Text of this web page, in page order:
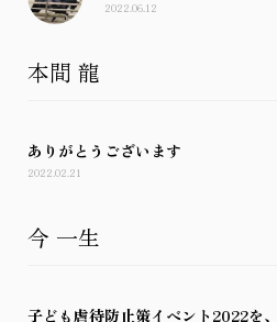
2022.06.12
本間 龍
ありがとうございます
2022.02.21
今 一生
子ども虐待防止策イベント2022を